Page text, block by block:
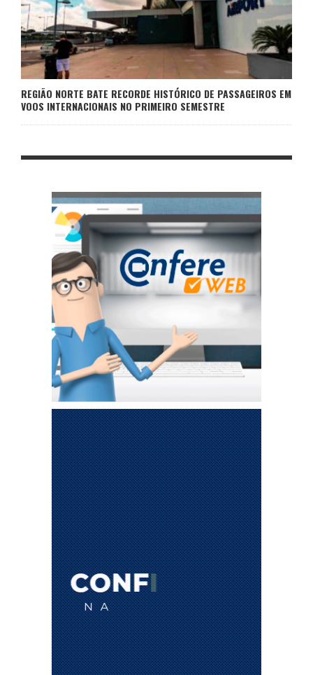
REGIÃO NORTE BATE RECORDE HISTÓRICO DE PASSAGEIROS EM
VOOS INTERNACIONAIS NO PRIMEIRO SEMESTRE